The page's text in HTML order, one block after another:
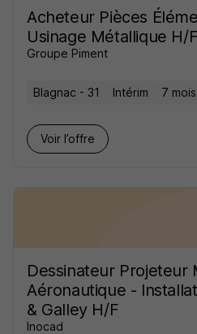
Acheteur Pièces
Usinage Métallique H/F
Groupe Piment
Blagnac - 31 Intérim 7 mois
Voir l’offre
Dessinateur Projeteur
Aéronautique -
& Galley H/F
Inocad